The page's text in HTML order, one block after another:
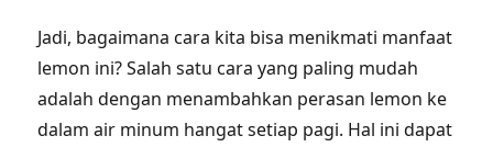
Jadi, bagaimana cara kita bisa menikmati manfaat
lemon ini? Salah satu cara yang paling mudah
adalah dengan menambahkan perasan lemon ke
dalam air minum hangat setiap pagi. Hal ini dapat